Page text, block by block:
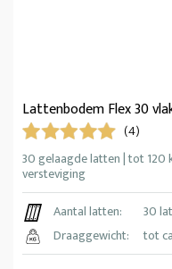
Lattenbodem Flex 30
(4)
30 gelaagde latten | tot
versteviging
Aantal latten:
30
Draaggewicht:
tot